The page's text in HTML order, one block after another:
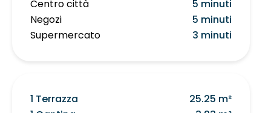
Centro città
5 minuti
Negozi
5 minuti
Supermercato
3 minuti
1 Terrazza
25.25 m²